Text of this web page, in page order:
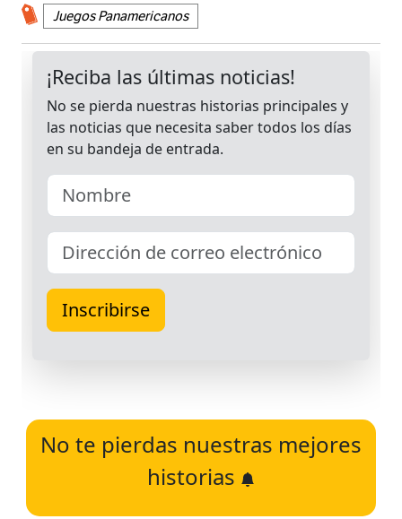
Juegos Panamericanos
No te pierdas nuestras mejores
historias